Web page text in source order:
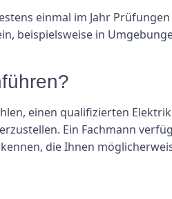
einmal im Jahr Prüfungen
beispielsweise in
einen qualifizierten
Ein Fachmann
die Ihnen